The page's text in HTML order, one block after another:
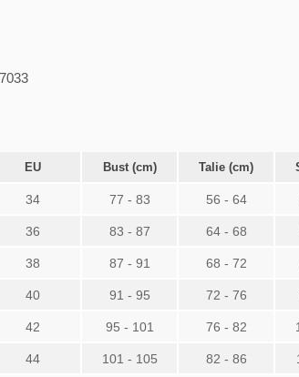
EU Bust (cm) Talie (cm)
34 77 - 83 56 - 64
36 83 - 87 64 - 68
38 87 - 91 68 - 72
40 91 - 95 72 - 76
42 95 - 101 76 - 82
44 101 - 105 82 - 86